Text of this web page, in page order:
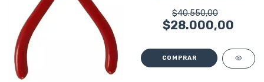
$40.550,00
$28.000,00